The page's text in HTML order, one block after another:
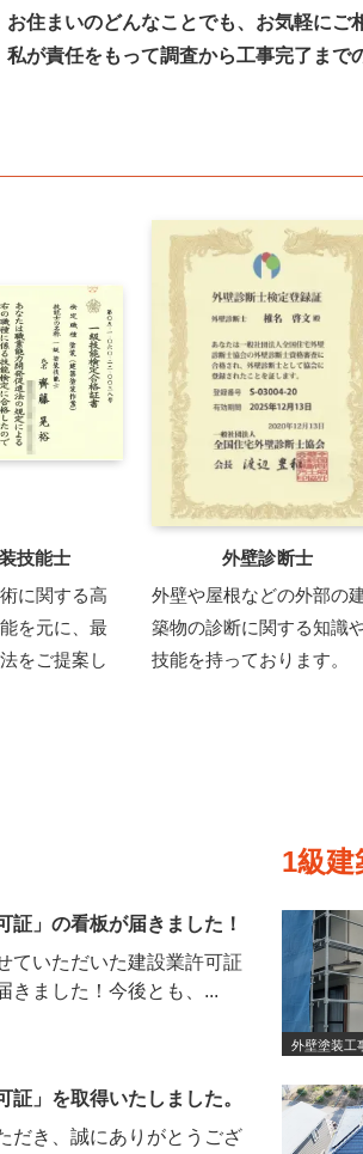
お住まいのどんなことでも、お気軽にご
私が責任をもって調査から工事完了まで
技能士
に関する高
を元に、最
をご提案し
外壁診断士
外壁や屋根などの外部の
築物の診断に関する知識
技能を持っております。
証」の看板が届きました！
ていただいた建設業許可証
きました！今後とも、...
証」を取得いたしました。
だき、誠にありがとうござ
1級
外壁塗装工